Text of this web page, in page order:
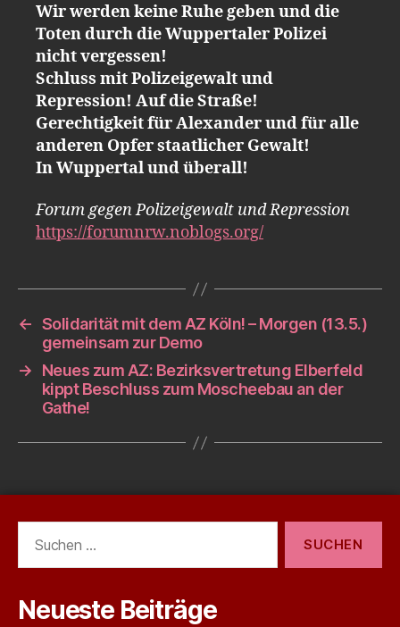
Wir werden keine Ruhe geben und die
Toten durch die Wuppertaler Polizei
nicht vergessen!
Schluss mit Polizeigewalt und
Repression! Auf die Straße!
Gerechtigkeit für Alexander und für alle
anderen Opfer staatlicher Gewalt!
In Wuppertal und überall!
Forum gegen Polizeigewalt und Repression
https://forumnrw.noblogs.org/
← Solidarität mit dem AZ Köln! – Morgen (13.5.)
gemeinsam zur Demo
→
Neues zum AZ: Bezirksvertretung Elberfeld
kippt Beschluss zum Moscheebau an der
Gathe!
nach:
Neueste Beiträge